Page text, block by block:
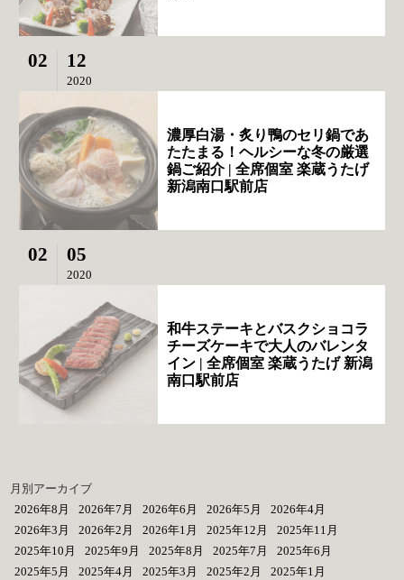
02 12
2020
濃厚白湯・炙り鴨のセリ鍋であ
たたまる！ヘルシーな冬の厳選
鍋ご紹介 | 全席個室 楽蔵うたげ
新潟南口駅前店
02 05
2020
和牛ステーキとバスクショコラ
チーズケーキで大人のバレンタ
イン | 全席個室 楽蔵うたげ 新潟
南口駅前店
月別アーカイブ
2026年8月
2026年7月 2026年6月 2026年5月
2026年4月
2026年3月
2026年2月 2026年1月 2025年12月
2025年11月
2025年10月
2025年9月 2025年8月 2025年7月
2025年6月
2025年5月
2025年4月 2025年3月 2025年2月
2025年1月